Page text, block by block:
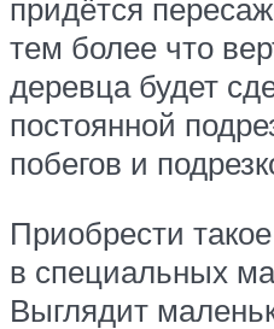
придётся
тем более что
деревца будет
постоянной
побегов и
Приобрести
в специальных
Выглядит